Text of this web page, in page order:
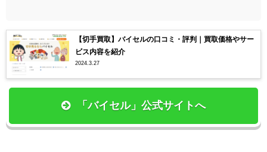
【切手買取】バイセルの口コミ・評判｜買取価格やサー
ビス内容を紹介
2024.3.27
「バイセル」公式サイトへ